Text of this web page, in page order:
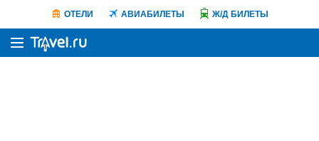
ОТЕЛИ АВИАБИЛЕТЫ Ж/Д БИЛЕТЫ